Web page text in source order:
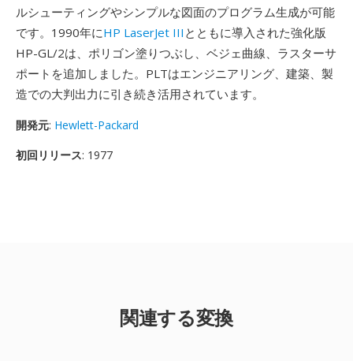
ルシューティングやシンプルな図面のプログラム生成が可能
です。1990年にHP LaserJet III とともに導入された強化版
HP-GL/2は、ポリゴン塗りつぶし、ベジェ曲線、ラスターサ
ポートを追加しました。PLTはエンジニアリング、建築、製
造での大判出力に引き続き活用されています。
開発元: Hewlett-Packard
初回リリース: 1977
関連する変換